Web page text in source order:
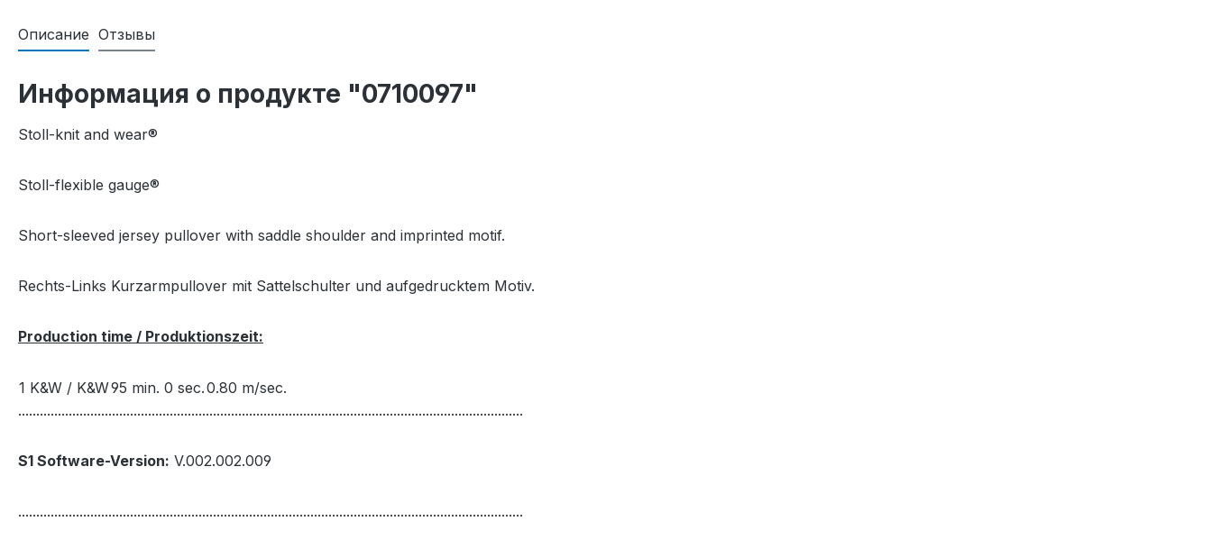
Описание Отзывы
Информация о продукте "0710097"
Stoll-knit and wear®
Stoll-flexible gauge®
Short-sleeved jersey pullover with saddle shoulder and imprinted motif.
Rechts-Links Kurzarmpullover mit Sattelschulter und aufgedrucktem Motiv.
Production time / Produktionszeit:
1 K&W / K&W95 min. 0 sec.0.80 m/sec.
............................................................................................................................................
S1 Software-Version: V.002.002.009
............................................................................................................................................